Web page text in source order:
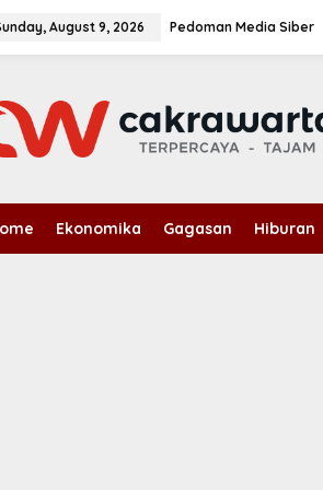
August 9, 2026 Pedoman Media Siber
Ekonomika Gagasan Hiburan